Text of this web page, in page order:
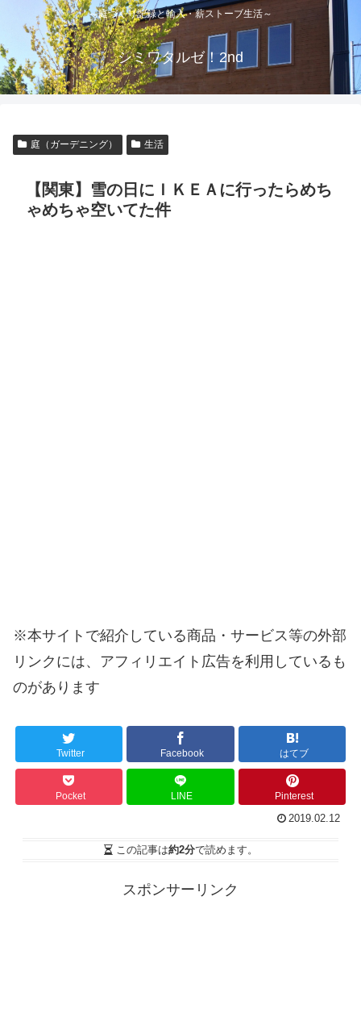
～庭づくり記録と輸入・薪ストーブ生活～
シミワタルゼ！2nd
庭（ガーデニング） 生活
【関東】雪の日にＩＫＥＡに行ったらめち
ゃめちゃ空いてた件
※本サイトで紹介している商品・サービス等の外部
リンクには、アフィリエイト広告を利用しているも
のがあります
Twitter Facebook はてブ
Pocket LINE Pinterest
2019.02.12
この記事は約2分で読めます。
スポンサーリンク